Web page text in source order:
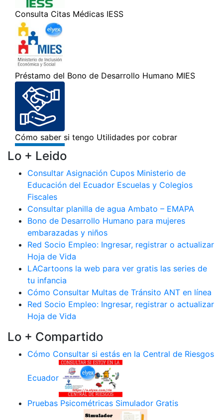
Lo + Leido
Consultar Asignación Cupos Ministerio de
Educación del Ecuador Escuelas y Colegios
Fiscales
Consultar planilla de agua Ambato – EMAPA
Bono de Desarrollo Humano para mujeres
embarazadas y niños
Red Socio Empleo: Ingresar, registrar o actualizar
Hoja de Vida
LACartoons la web para ver gratis las series de
tu infancia
Cómo Consultar Multas de Tránsito ANT en línea
Red Socio Empleo: Ingresar, registrar o actualizar
Hoja de Vida
Lo + Compartido
Cómo Consultar si estás en la Central de Riesgos
Ecuador
Pruebas Psicométricas Simulador Gratis